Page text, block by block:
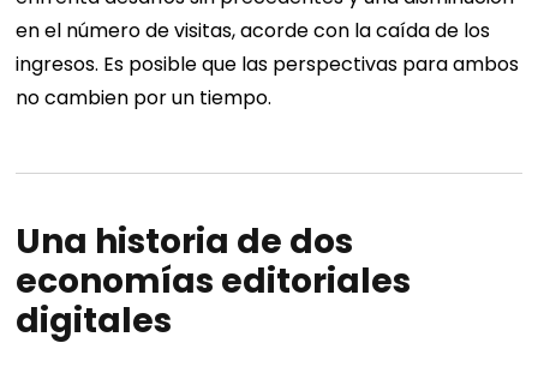
en el número de visitas, acorde con la caída de los
ingresos. Es posible que las perspectivas para ambos
no cambien por un tiempo.
Una historia de dos
economías editoriales
digitales